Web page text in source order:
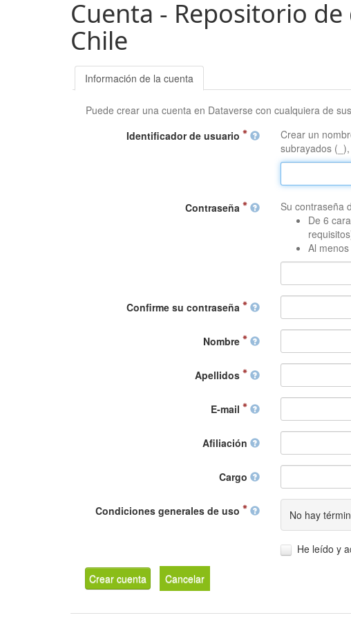
Cuenta - Repositorio
Chile
Información de la cuenta
Puede crear una cuenta en Dataverse con cualquiera de
Identificador de usuario
Crear un
subrayados
Contraseña
Su contraseña
De 6
Al
Confirme su contraseña
Nombre
Apellidos
E-mail
Afiliación
Cargo
Condiciones generales de uso No hay
He leído y
Crear cuenta Cancelar